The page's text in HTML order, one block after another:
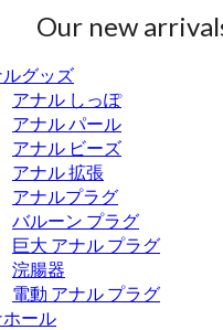
Our new
ルグッズ
アナル しっぽ
アナル パール
アナル ビーズ
アナル 拡張
アナルプラグ
バルーン プラグ
巨大 アナル プラグ
浣腸器
電動 アナル プラグ
ホール